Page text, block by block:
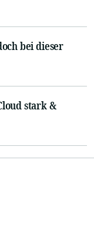
bei dieser
stark &